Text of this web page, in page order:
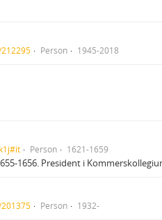
Person 1945-2018
Person 1621-1659
1656. President i
Person 1932-